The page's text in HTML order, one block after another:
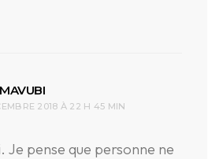
dit :
2018 À 22 H 45 MIN
Je pense que personne ne